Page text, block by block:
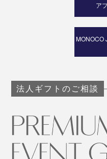
ア
MONOCO
法人ギフトのご相談